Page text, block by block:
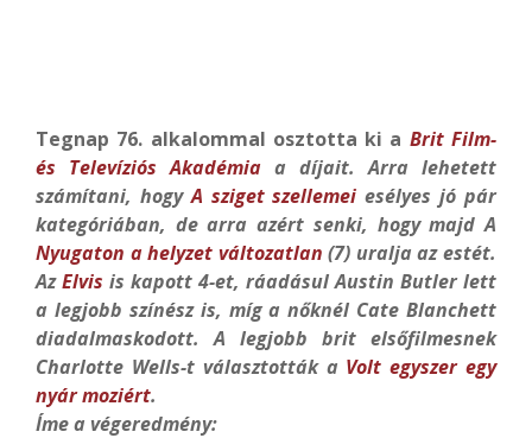
Tegnap 76. alkalommal osztotta ki a Brit Film-
és Televíziós Akadémia a díjait. Arra lehetett
számítani, hogyA sziget szellemei esélyes jó pár
kategóriában, de arra azért senki, hogy majd A
Nyugaton a helyzet változatlan (7) uralja az estét.
AzElvis is kapott 4-et, ráadásul Austin Butler lett
a legjobb színész is, míg a nőknél Cate Blanchett
diadalmaskodott. A legjobb brit elsőfilmesnek
Charlotte Wells-t választották a Volt egyszer egy
nyár moziért.
Íme a végeredmény: